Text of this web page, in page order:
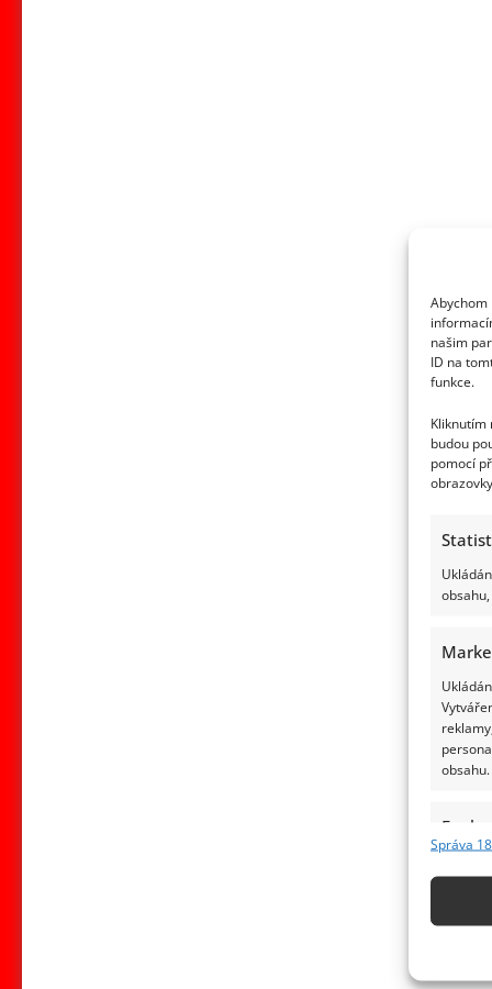
Abychom
našim
ID na
funkce.
Kliknutím
budou
pomocí
obsahu.
Funkce
Správa